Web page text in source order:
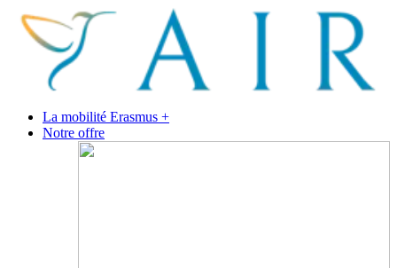
La mobilité Erasmus +
Notre offre